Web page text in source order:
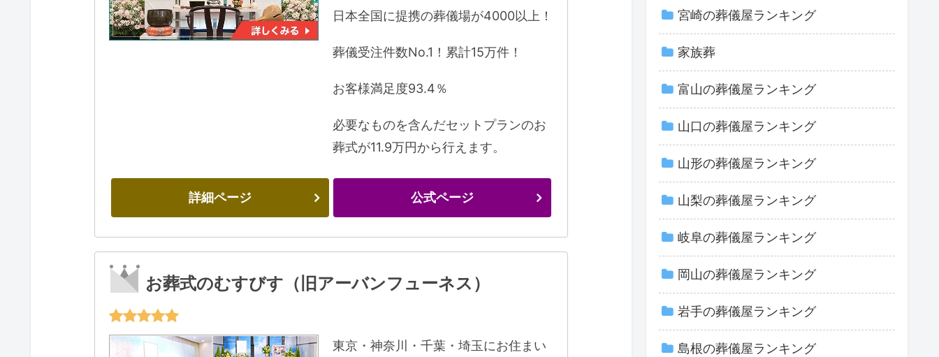
日本全国に提携の葬儀場が4000以上！
葬儀受注件数No.1！累計15万件！
お客様満足度93.4％
必要なものを含んだセットプランのお
葬式が11.9万円から行えます。
詳細ページ 公式ページ
お葬式のむすびす（旧アーバンフューネス）
東京・神奈川・千葉・埼玉にお住まい
宮崎の葬儀屋ランキング
家族葬
富山の葬儀屋ランキング
山口の葬儀屋ランキング
山形の葬儀屋ランキング
山梨の葬儀屋ランキング
岐阜の葬儀屋ランキング
岡山の葬儀屋ランキング
岩手の葬儀屋ランキング
島根の葬儀屋ランキング